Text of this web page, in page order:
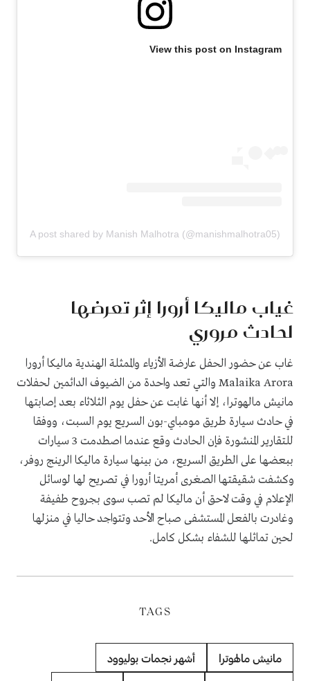
View this post on Instagram
A post shared by Manish Malhotra (@manishmalhotra05)
غياب ماليكا أرورا إثر تعرضها
لحادث مروري
غاب عن حضور الحفل عارضة الأزياء والممثلة الهندية ماليكا أرورا
Malaika Aroraوالتي تعد واحدة من الضيوف الدائمين لحفلات
مانيش مالهوترا، إلا أنها غابت عن حفل يوم الثلاثاء بعد إصابتها
في حادث سيارة طريق مومباي-بون السريع يوم السبت، ووفقا
للتقارير المنشورة فإن الحادث وقع عندما اصطدمت 3 سيارات
ببعضها على الطريق السريع، من بينها سيارة ماليكا الرينج روفر،
وكشفت شقيقتها الصغرى أمريتا أرورا في تصريح لها لوسائل
الإعلام في وقت لاحق أن ماليكا لم تصب سوى بجروح طفيفة
وغادرت بالفعل المستشفى صباح الأحد وتتواجد حاليا في منزلها
لحين تماثلها للشفاء بشكل كامل.
TAGS
مانيش مالهوترا أشهر نجمات بوليوود